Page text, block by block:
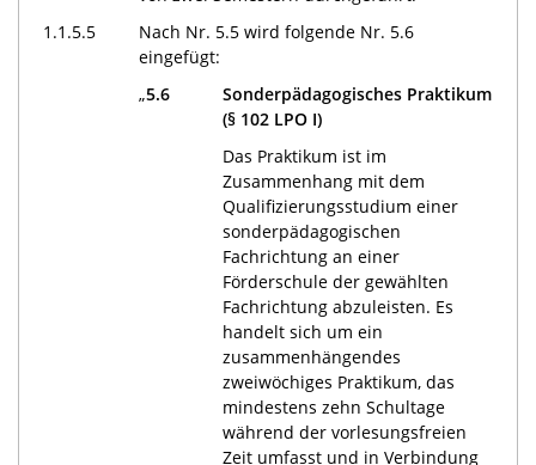
1.1.5.5
Nach Nr. 5.5 wird folgende Nr. 5.6
eingefügt:
„5.6
Sonderpädagogisches Praktikum
(§ 102 LPO I)
Das Praktikum ist im
Zusammenhang mit dem
Qualifizierungsstudium einer
sonderpädagogischen
Fachrichtung an einer
Förderschule der gewählten
Fachrichtung abzuleisten. Es
handelt sich um ein
zusammenhängendes
zweiwöchiges Praktikum, das
mindestens zehn Schultage
während der vorlesungsfreien
Zeit umfasst und in Verbindung